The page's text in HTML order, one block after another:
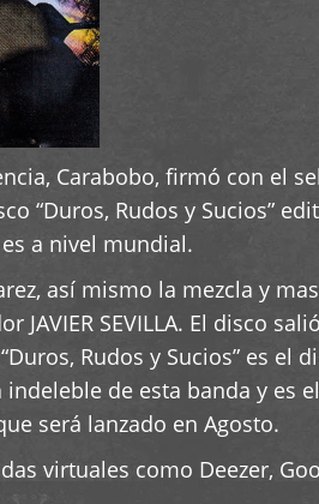
Carabobo, firmó con el
“Duros, Rudos y Sucios”
a nivel mundial.
así mismo la mezcla y
SEVILLA. El disco
Rudos y Sucios” es el
de esta banda y es
será lanzado en Agosto.
virtuales como Deezer,